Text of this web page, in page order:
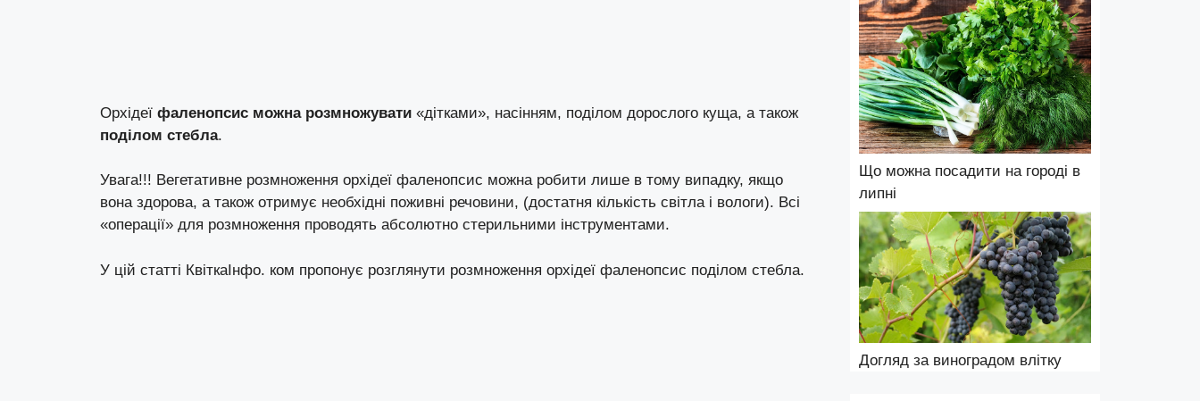
Орхідеї фаленопсис можна розмножувати «дітками», насінням, поділом дорослого куща, а також
поділом стебла.
Увага!!! Вегетативне розмноження орхідеї фаленопсис можна робити лише в тому випадку, якщо
вона здорова, а також отримує необхідні поживні речовини, (достатня кількість світла і вологи). Всі
«операції» для розмноження проводять абсолютно стерильними інструментами.
У цій статті КвіткаІнфо. ком пропонує розглянути розмноження орхідеї фаленопсис поділом стебла.
Що можна посадити на городі в
липні
Догляд за виноградом влітку